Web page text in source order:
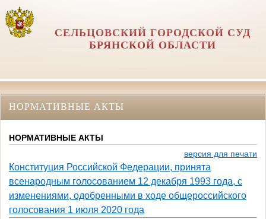
СЕЛЬЦОВСКИЙ ГОРОДСКОЙ СУД
БРЯНСКОЙ ОБЛАСТИ
НОРМАТИВНЫЕ АКТЫ
НОРМАТИВНЫЕ АКТЫ
версия для печати
Конституция Российской Федерации, принята
всенародным голосованием 12 декабря 1993 года, с
изменениями, одобренными в ходе общероссийского
голосования 1 июля 2020 года